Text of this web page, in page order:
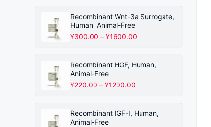
Recombinant Wnt-3a Surrogate,
Human, Animal-Free
¥300.00 – ¥1600.00
围：
¥300.00
Recombinant HGF, Human,
Animal-Free
¥220.00 – ¥1200.00
围：
¥220.00
Recombinant IGF-I, Human,
Animal-Free